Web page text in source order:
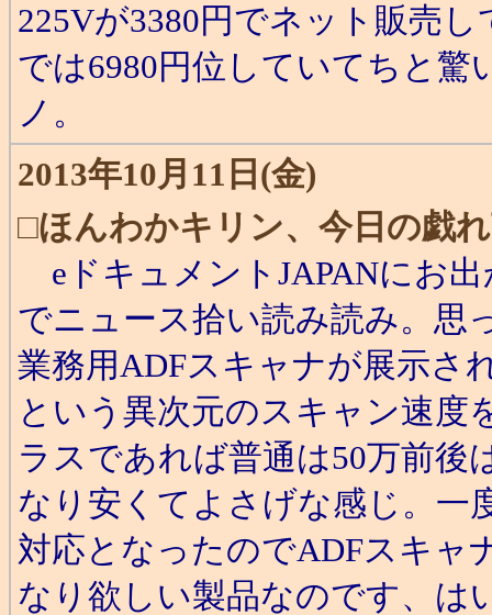
225Vが3380円でネット販売
では6980円位していてちと
ノ。
2013年10月11日(金)
□ほんわかキリン、今日の戯
eドキュメントJAPANにお
でニュース拾い読み読み。思
業務用ADFスキャナが展示さ
という異次元のスキャン速度
ラスであれば普通は50万前後
なり安くてよさげな感じ。一
対応となったのでADFスキャ
なり欲しい製品なのです、は